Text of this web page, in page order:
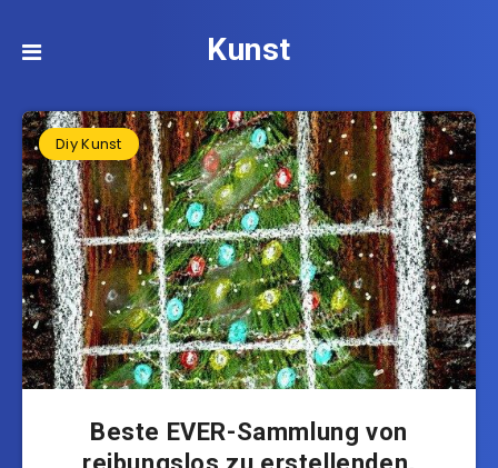
Kunst
Diy Kunst
Beste EVER-Sammlung von